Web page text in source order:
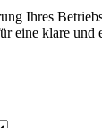
Ihres
eine klare und